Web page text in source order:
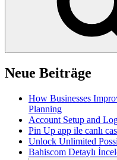
Neue Beiträge
How Businesses
Planning
Account Setup and
Pin Up app ile canlı
Unlock Unlimited
Bahiscom Detaylı